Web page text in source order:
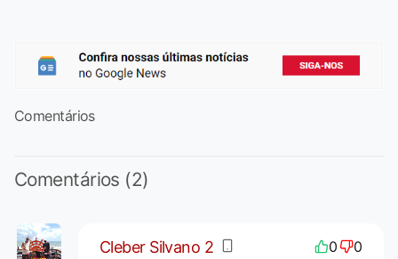
Comentários
Comentários (2)
Cleber Silvano 2 0 0